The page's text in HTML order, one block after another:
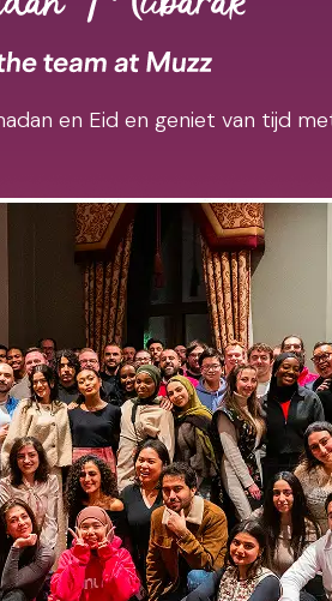
en Eid en geniet van tijd